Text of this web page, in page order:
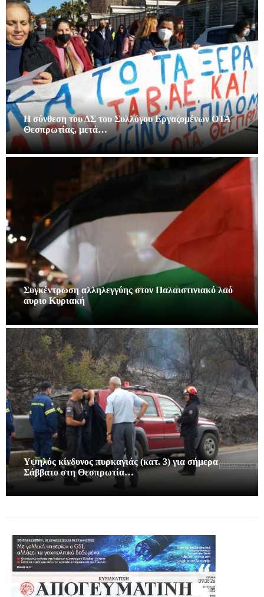
Η σύνθεση του ΔΣ του Συλλόγου Εργαζομένων ΟΤΑ
Θεσπρωτίας, μετά…
Συγκέντρωση αλληλεγγύης στον Παλαιστινιακό λαό
αυριο Κυριακή
Υψηλός κίνδυνος πυρκαγιάς (κατ. 3) για σήμερα
Σάββατο στη Θεσπρωτία…